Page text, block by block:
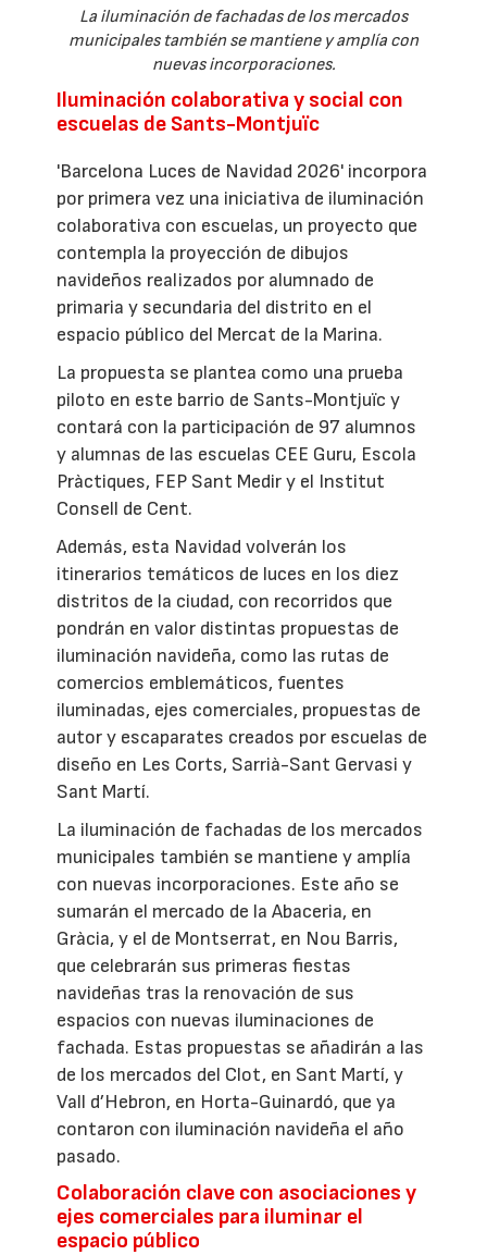
La iluminación de fachadas de los mercados
municipales también se mantiene y amplía con
nuevas incorporaciones.
Iluminación colaborativa y social con
escuelas de Sants-Montjuïc
'Barcelona Luces de Navidad 2026' incorpora
por primera vez una iniciativa de iluminación
colaborativa con escuelas, un proyecto que
contempla la proyección de dibujos
navideños realizados por alumnado de
primaria y secundaria del distrito en el
espacio público del Mercat de la Marina.
La propuesta se plantea como una prueba
piloto en este barrio de Sants-Montjuïc y
contará con la participación de 97 alumnos
y alumnas de las escuelas CEE Guru, Escola
Pràctiques, FEP Sant Medir y el Institut
Consell de Cent.
Además, esta Navidad volverán los
itinerarios temáticos de luces en los diez
distritos de la ciudad, con recorridos que
pondrán en valor distintas propuestas de
iluminación navideña, como las rutas de
comercios emblemáticos, fuentes
iluminadas, ejes comerciales, propuestas de
autor y escaparates creados por escuelas de
diseño en Les Corts, Sarrià-Sant Gervasi y
Sant Martí.
La iluminación de fachadas de los mercados
municipales también se mantiene y amplía
con nuevas incorporaciones. Este año se
sumarán el mercado de la Abaceria, en
Gràcia, y el de Montserrat, en Nou Barris,
que celebrarán sus primeras fiestas
navideñas tras la renovación de sus
espacios con nuevas iluminaciones de
fachada. Estas propuestas se añadirán a las
de los mercados del Clot, en Sant Martí, y
Vall d’Hebron, en Horta-Guinardó, que ya
contaron con iluminación navideña el año
pasado.
Colaboración clave con asociaciones y
ejes comerciales para iluminar el
espacio público